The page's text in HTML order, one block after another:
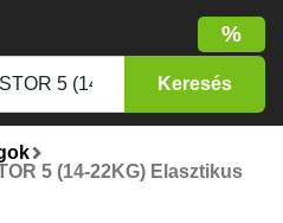
%
5 (14-22KG) Elasztikus